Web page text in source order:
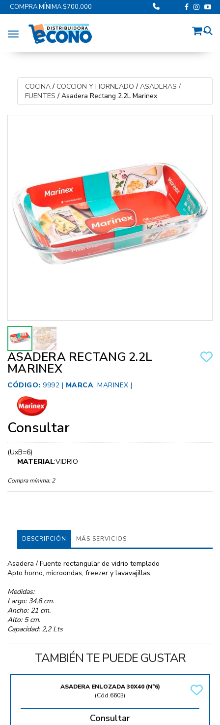
COMPRA MÍNIMA $700.000
Toggle navigation
COCINA/ COCCION Y HORNEADO / ASADERAS /
FUENTES / Asadera Rectang 2.2L Marinex
ASADERA RECTANG 2.2L
MARINEX
CÓDIGO: 9992 | MARCA: MARINEX |
Consultar
(UxB=6)
MATERIAL:VIDRIO
Compra mínima: 2
DESCRIPCIÓN MÁS SERVICIOS
Asadera / Fuente rectangular de vidrio templado
Apto horno, microondas, freezer y lavavajillas.
Medidas:
Largo: 34,6 cm.
Ancho: 21 cm.
Alto: 5 cm.
Capacidad: 2,2 Lts
TAMBIÉN TE PUEDE GUSTAR
ASADERA ENLOZADA 30X40 (Nº6)
(Cód.6603)
Consultar